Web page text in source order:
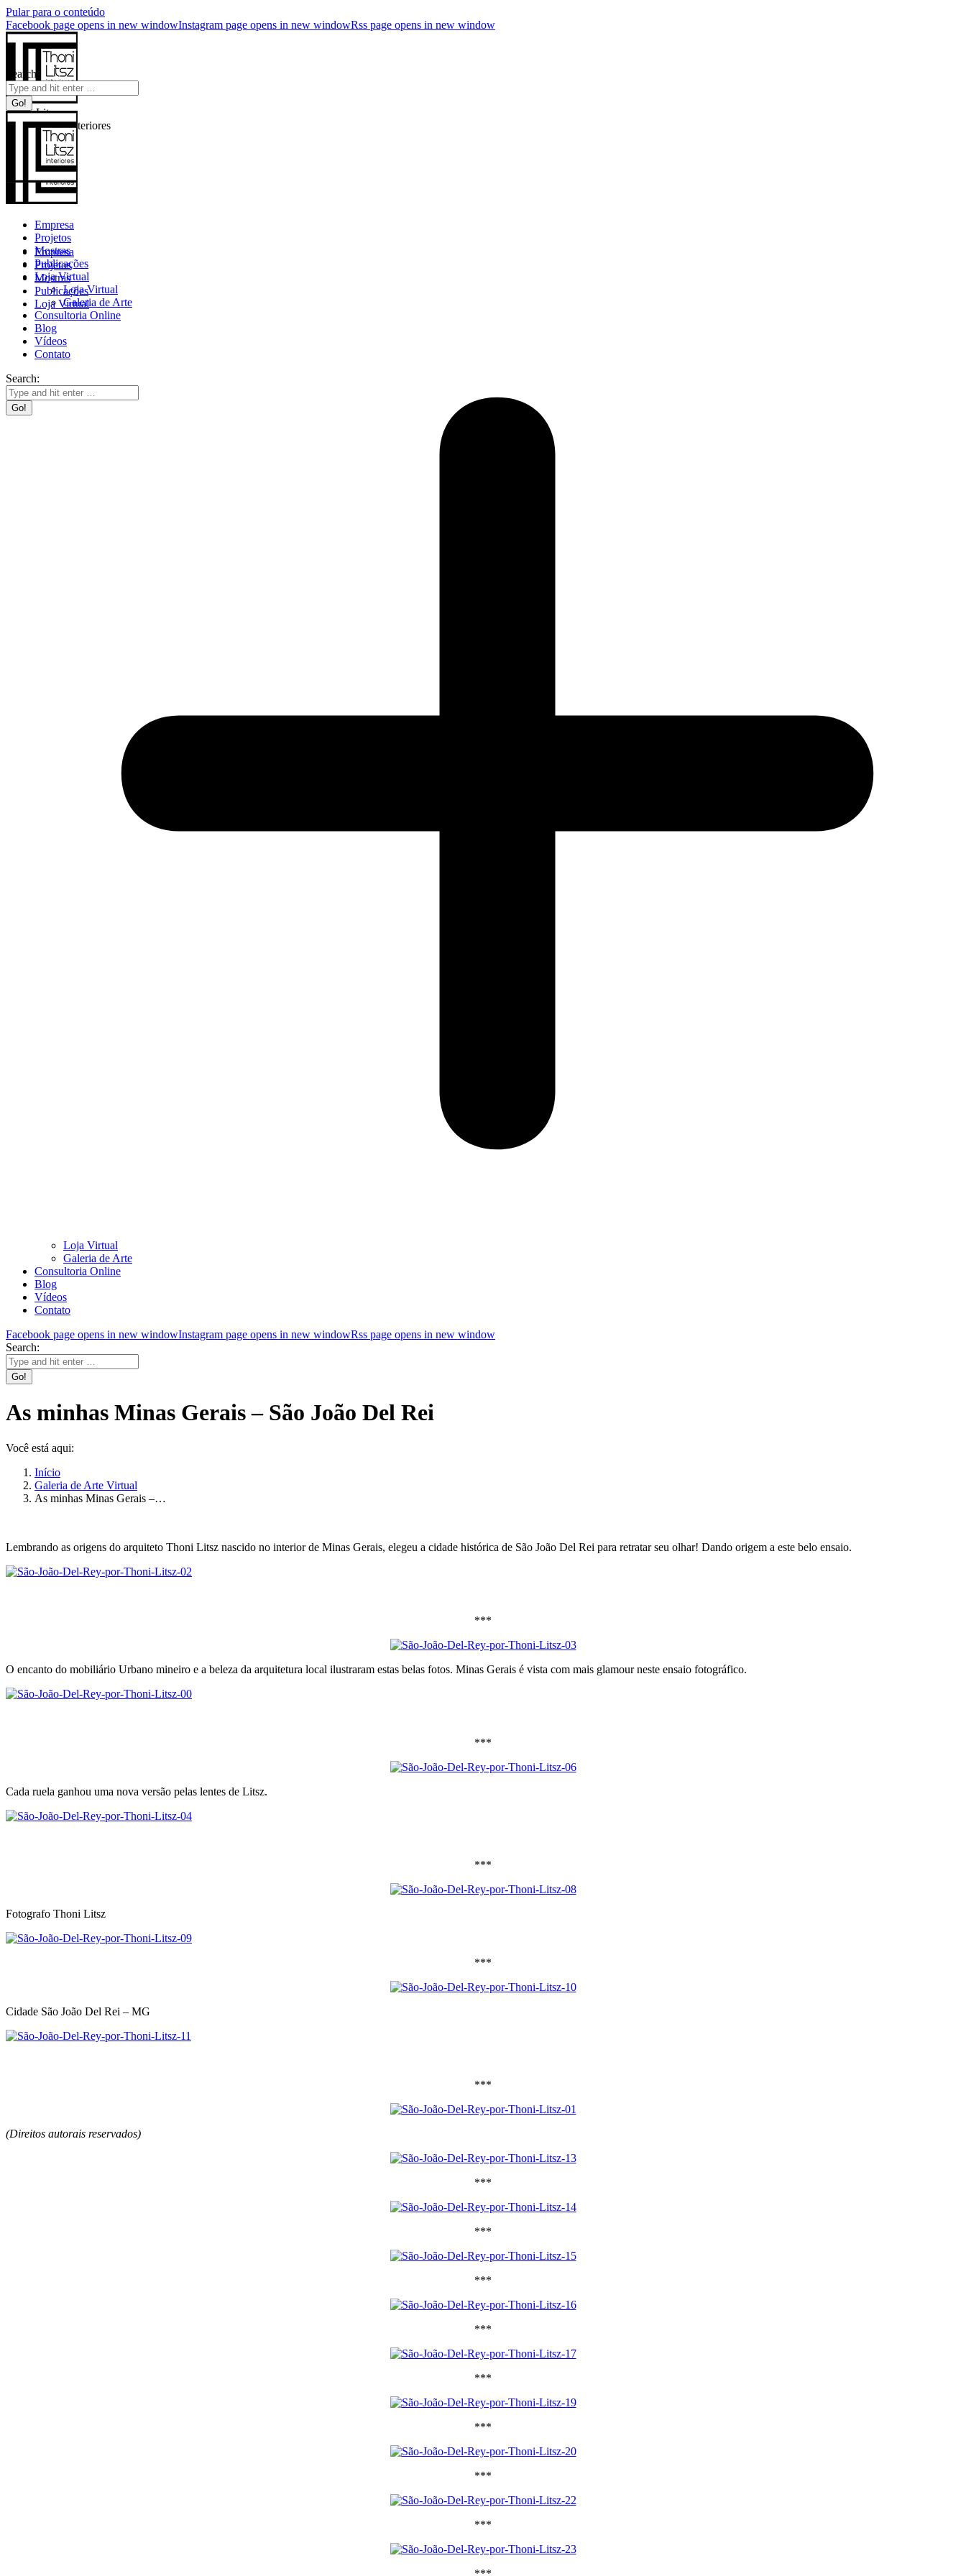
Pular para o conteúdo
Facebook page opens in new windowInstagram page opens in new windowRss page opens in new window
Thoni Litsz
Arquitetura e Interiores
Empresa
Projetos
Mostras
Publicações
Loja Virtual
Loja Virtual
Galeria de Arte
Consultoria Online
Blog
Vídeos
Contato
Search:
Search:
Empresa
Projetos
Mostras
Publicações
Loja Virtual
Loja Virtual
Galeria de Arte
Consultoria Online
Blog
Vídeos
Contato
Facebook page opens in new windowInstagram page opens in new windowRss page opens in new window
Search:
As minhas Minas Gerais – São João Del Rei
Você está aqui:
Início
Galeria de Arte Virtual
As minhas Minas Gerais –…
Lembrando as origens do arquiteto Thoni Litsz nascido no interior de Minas Gerais, elegeu a cidade histórica de São João Del Rei para retratar seu olhar! Dando origem a este belo ensaio.
***
O encanto do mobiliário Urbano mineiro e a beleza da arquitetura local ilustraram estas belas fotos. Minas Gerais é vista com mais glamour neste ensaio fotográfico.
***
Cada ruela ganhou uma nova versão pelas lentes de Litsz.
***
Fotografo Thoni Litsz
***
Cidade São João Del Rei – MG
***
(Direitos autorais reservados)
***
***
***
***
***
***
***
***
***